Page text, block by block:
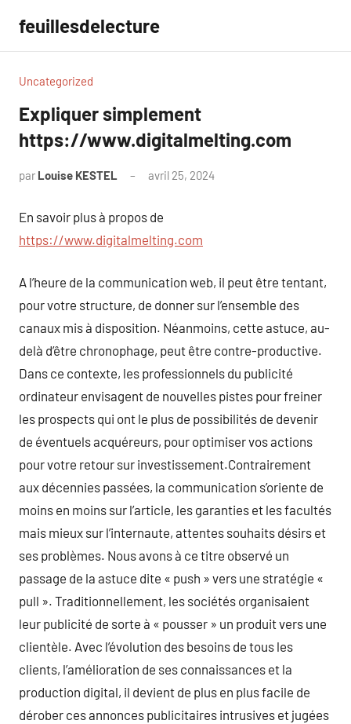
contenu
feuillesdelecture
Uncategorized
Expliquer simplement
https://www.digitalmelting.com
par Louise KESTEL avril 25, 2024
En savoir plus à propos de
https://www.digitalmelting.com
A l’heure de la communication web, il peut être tentant,
pour votre structure, de donner sur l’ensemble des
canaux mis à disposition. Néanmoins, cette astuce, au-
delà d’être chronophage, peut être contre-productive.
Dans ce contexte, les professionnels du publicité
ordinateur envisagent de nouvelles pistes pour freiner
les prospects qui ont le plus de possibilités de devenir
de éventuels acquéreurs, pour optimiser vos actions
pour votre retour sur investissement.Contrairement
aux décennies passées, la communication s’oriente de
moins en moins sur l’article, les garanties et les facultés
mais mieux sur l’internaute, attentes souhaits désirs et
ses problèmes. Nous avons à ce titre observé un
passage de la astuce dite « push » vers une stratégie «
pull ». Traditionnellement, les sociétés organisaient
leur publicité de sorte à « pousser » un produit vers une
clientèle. Avec l’évolution des besoins de tous les
clients, l’amélioration de ses connaissances et la
production digital, il devient de plus en plus facile de
dérober ces annonces publicitaires intrusives et jugées